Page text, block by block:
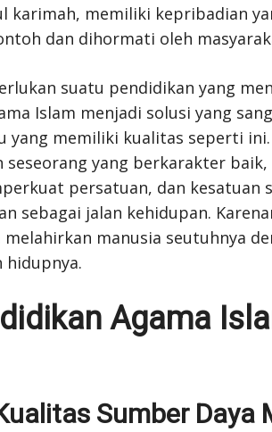
karimah, memiliki kepribadian
dan dihormati oleh
suatu pendidikan yang
Islam menjadi solusi yang
yang memiliki kualitas seperti
seseorang yang berkarakter
persatuan, dan kesatuan
sebagai jalan kehidupan.
manusia seutuhnya
hidupnya.
Agama
Sumber Daya